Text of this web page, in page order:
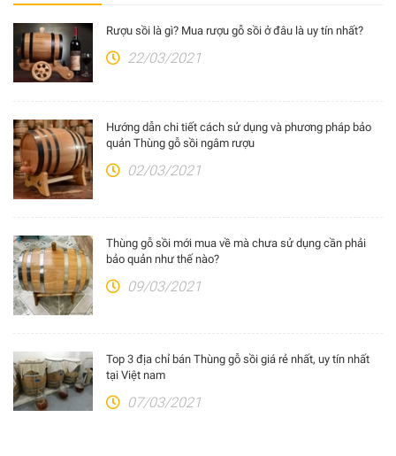
Rượu sồi là gì? Mua rượu gỗ sồi ở đâu là uy tín nhất?
22/03/2021
Hướng dẫn chi tiết cách sử dụng và phương pháp bảo
quản Thùng gỗ sồi ngâm rượu
02/03/2021
Thùng gỗ sồi mới mua về mà chưa sử dụng cần phải
bảo quản như thế nào?
09/03/2021
Top 3 địa chỉ bán Thùng gỗ sồi giá rẻ nhất, uy tín nhất
tại Việt nam
07/03/2021